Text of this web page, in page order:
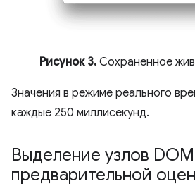
Рисунок 3. Сохраненное
Значения в режиме реального
каждые 250 миллисекунд.
Выделение узлов
предварительной